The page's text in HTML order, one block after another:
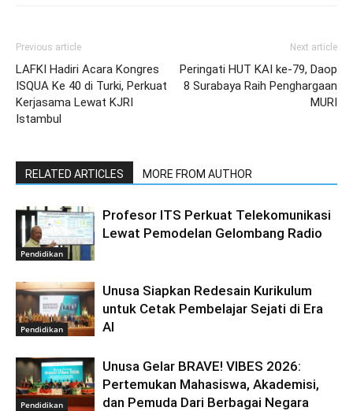
Previous article
LAFKI Hadiri Acara Kongres
ISQUA Ke 40 di Turki, Perkuat
Kerjasama Lewat KJRI
Istambul
Next article
Peringati HUT KAI ke-79, Daop
8 Surabaya Raih Penghargaan
MURI
RELATED ARTICLES MORE FROM AUTHOR
Pendidikan
Profesor ITS Perkuat Telekomunikasi
Lewat Pemodelan Gelombang Radio
Pendidikan
Unusa Siapkan Redesain Kurikulum
untuk Cetak Pembelajar Sejati di Era
AI
Pendidikan
Unusa Gelar BRAVE! VIBES 2026:
Pertemukan Mahasiswa, Akademisi,
dan Pemuda Dari Berbagai Negara